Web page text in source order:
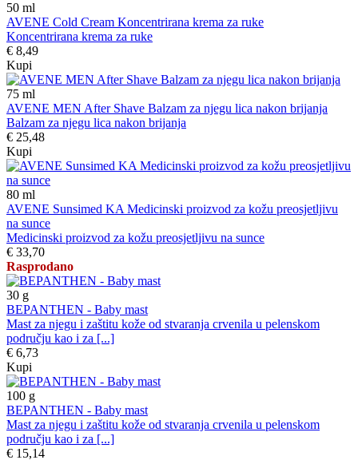
50 ml
AVENE Cold Cream Koncentrirana krema za ruke
Koncentrirana krema za ruke
€ 8,49
Kupi
75 ml
AVENE MEN After Shave Balzam za njegu lica nakon brijanja
Balzam za njegu lica nakon brijanja
€ 25,48
Kupi
80 ml
AVENE Sunsimed KA Medicinski proizvod za kožu preosjetljivu
na sunce
Medicinski proizvod za kožu preosjetljivu na sunce
€ 33,70
Rasprodano
30 g
BEPANTHEN - Baby mast
Mast za njegu i zaštitu kože od stvaranja crvenila u pelenskom
području kao i za [...]
€ 6,73
Kupi
100 g
BEPANTHEN - Baby mast
Mast za njegu i zaštitu kože od stvaranja crvenila u pelenskom
području kao i za [...]
€ 15,14